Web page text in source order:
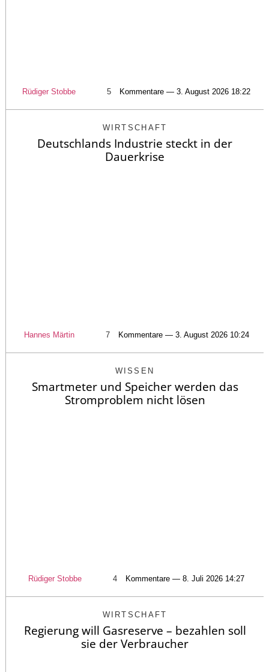
Rüdiger Stobbe 5 Kommentare — 3. August 2026 18:22
WIRTSCHAFT
Deutschlands Industrie steckt in der
Dauerkrise
Hannes Märtin 7 Kommentare — 3. August 2026 10:24
WISSEN
Smartmeter und Speicher werden das
Stromproblem nicht lösen
Rüdiger Stobbe 4 Kommentare — 8. Juli 2026 14:27
WIRTSCHAFT
Regierung will Gasreserve – bezahlen soll
sie der Verbraucher